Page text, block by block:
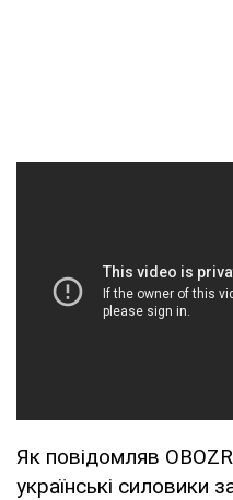
Як повідомляв
українські силовики